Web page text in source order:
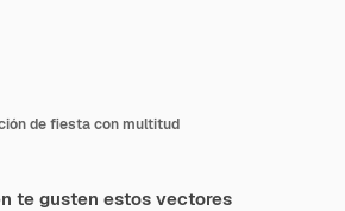
de fiesta con multitud
te gusten estos vectores